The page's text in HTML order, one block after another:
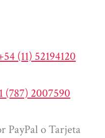
(11) 52194120
(787) 2007590
PayPal o Tarjeta